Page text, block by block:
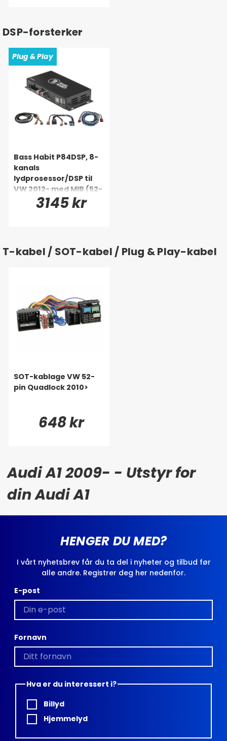
DSP-forsterker
Plug & Play
Bass Habit P84DSP, 8-
kanals
lydprosessor/DSP til
VW 2012- med MIB (52-
pinners)3145 kr
T-kabel / SOT-kabel / Plug & Play-kabel
SOT-kablage VW 52-
pin Quadlock 2010>
648 kr
Audi A1 2009- - Utstyr for
din Audi A1
HENGER DU MED?
I vårt nyhetsbrev får du ta del i nyheter og tilbud før
alle andre. Registrer deg her nedenfor.
E-post
Fornavn
Hva er du interessert i?
Billyd
Hjemmelyd